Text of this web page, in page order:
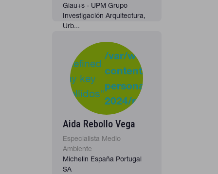
Giau+s - UPM Grupo
Investigación Arquitectura,
Urb...
Undefined
array key
"apellidos"
/var/www/clients/
content/plugins/
personas-
2024/
Aida Rebollo Vega
Especialista Medio
Ambiente
Michelin España Portugal
SA